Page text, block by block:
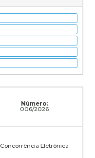
Número:
006/2026
Concorrência Eletrônica